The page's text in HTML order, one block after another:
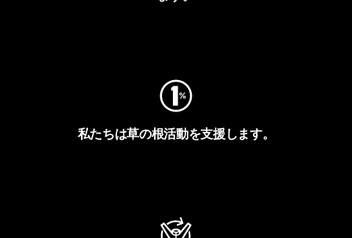
私たちは草の根活動を支援します。